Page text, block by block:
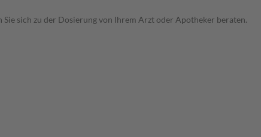
sich zu der Dosierung von Ihrem Arzt oder Apotheker beraten.